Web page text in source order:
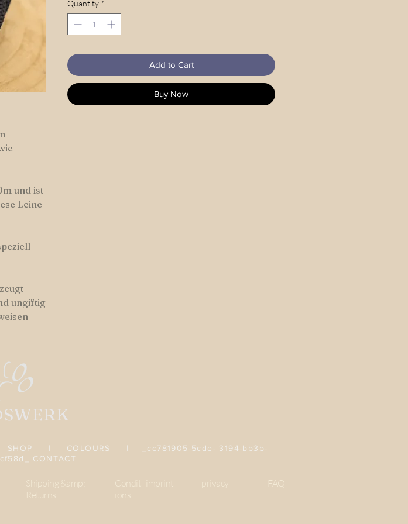
und ist
Leine
ungiftig
Quantity *
Add to Cart
Buy Now
SHOP | COLOURS
| _cc781905-5cde- 3194-bb3b-
CONTACT
Shipping &amp;
Returns
Condit
ions
imprint privacy FAQ